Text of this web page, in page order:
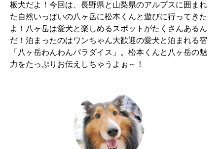
板犬だよ！今回は、長野県と山梨県のアルプスに囲まれ
た自然いっぱいの八ヶ岳に松本くんと遊びに行ってきた
よ！八ヶ岳は愛犬と楽しめるスポットがたくさんあるん
だ！泊まったのはワンちゃん大歓迎の愛犬と泊まれる宿
「八ヶ岳わんわんパラダイス」。松本くんと八ヶ岳の魅
力をたっぷりお伝えしちゃうよぉ～！